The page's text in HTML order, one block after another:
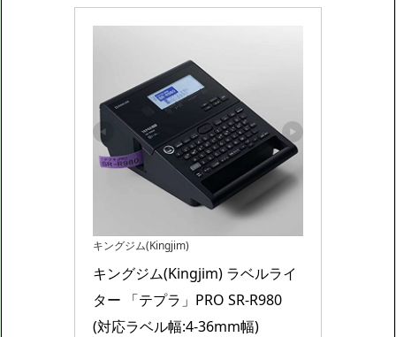
キングジム(Kingjim)
キングジム(Kingjim) ラベルライ
ター 「テプラ」PRO SR-R980
(対応ラベル幅:4-36mm幅)